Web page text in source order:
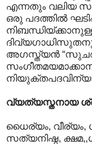
എന്നതും വലിയ
ഒരു പദത്തില്‍
അഗസ്ത്യന്‍
വ്യത്യസ്തനായ
ധൈര്യം,
സത്യനിഷ്ഠ,